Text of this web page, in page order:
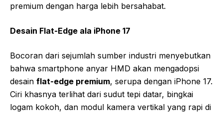
premium dengan harga lebih bersahabat.
Desain Flat-Edge ala iPhone 17
Bocoran dari sejumlah sumber industri menyebutkan
bahwa smartphone anyar HMD akan mengadopsi
desain flat-edge premium, serupa dengan iPhone 17.
Ciri khasnya terlihat dari sudut tepi datar, bingkai
logam kokoh, dan modul kamera vertikal yang rapi di